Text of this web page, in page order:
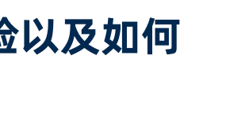
以及如何